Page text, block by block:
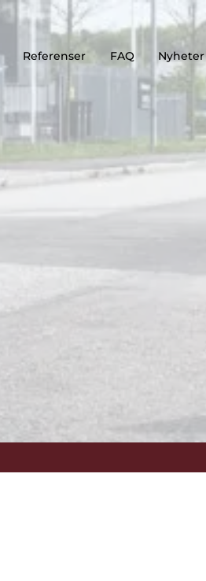
Referenser FAQ Nyheter